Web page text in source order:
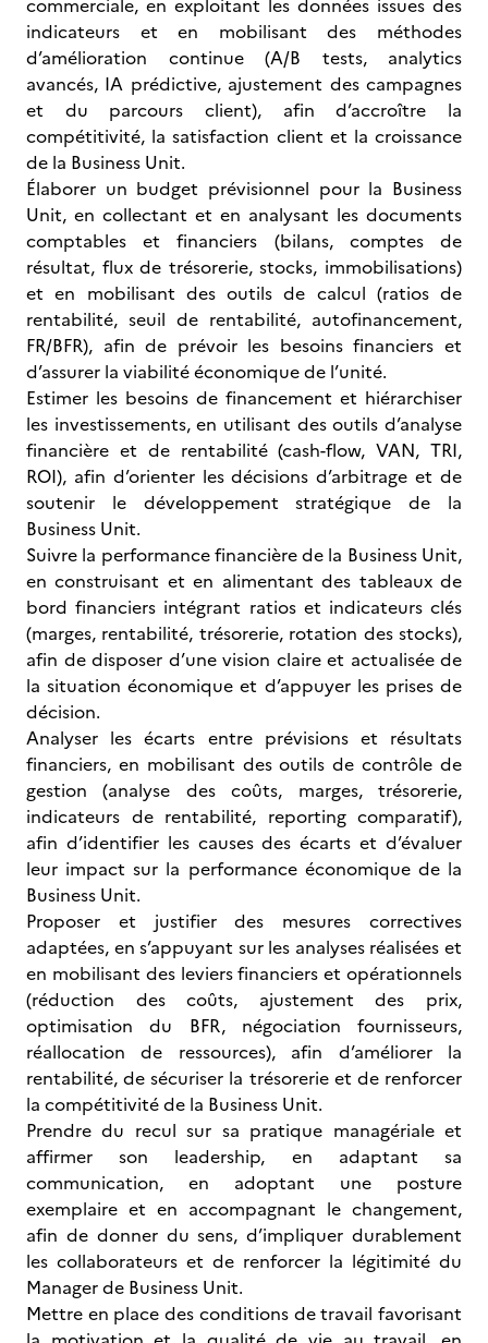
commerciale, en exploitant les données issues des
indicateurs et en mobilisant des méthodes
d’amélioration continue (A/B tests, analytics
avancés, IA prédictive, ajustement des campagnes
et du parcours client), afin d’accroître la
compétitivité, la satisfaction client et la croissance
de la Business Unit.
Élaborer un budget prévisionnel pour la Business
Unit, en collectant et en analysant les documents
comptables et financiers (bilans, comptes de
résultat, flux de trésorerie, stocks, immobilisations)
et en mobilisant des outils de calcul (ratios de
rentabilité, seuil de rentabilité, autofinancement,
FR/BFR), afin de prévoir les besoins financiers et
d’assurer la viabilité économique de l’unité.
Estimer les besoins de financement et hiérarchiser
les investissements, en utilisant des outils d’analyse
financière et de rentabilité (cash-flow, VAN, TRI,
ROI), afin d’orienter les décisions d’arbitrage et de
soutenir le développement stratégique de la
Business Unit.
Suivre la performance financière de la Business Unit,
en construisant et en alimentant des tableaux de
bord financiers intégrant ratios et indicateurs clés
(marges, rentabilité, trésorerie, rotation des stocks),
afin de disposer d’une vision claire et actualisée de
la situation économique et d’appuyer les prises de
décision.
Analyser les écarts entre prévisions et résultats
financiers, en mobilisant des outils de contrôle de
gestion (analyse des coûts, marges, trésorerie,
indicateurs de rentabilité, reporting comparatif),
afin d’identifier les causes des écarts et d’évaluer
leur impact sur la performance économique de la
Business Unit.
Proposer et justifier des mesures correctives
adaptées, en s’appuyant sur les analyses réalisées et
en mobilisant des leviers financiers et opérationnels
(réduction des coûts, ajustement des prix,
optimisation du BFR, négociation fournisseurs,
réallocation de ressources), afin d’améliorer la
rentabilité, de sécuriser la trésorerie et de renforcer
la compétitivité de la Business Unit.
Prendre du recul sur sa pratique managériale et
affirmer son leadership, en adaptant sa
communication, en adoptant une posture
exemplaire et en accompagnant le changement,
afin de donner du sens, d’impliquer durablement
les collaborateurs et de renforcer la légitimité du
Manager de Business Unit.
Mettre en place des conditions de travail favorisant